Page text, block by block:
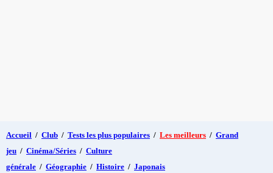
Accueil / Club / Tests les plus populaires / Les meilleurs / Grand
jeu / Cinéma/Séries / Culture
générale / Géographie / Histoire / Japonais